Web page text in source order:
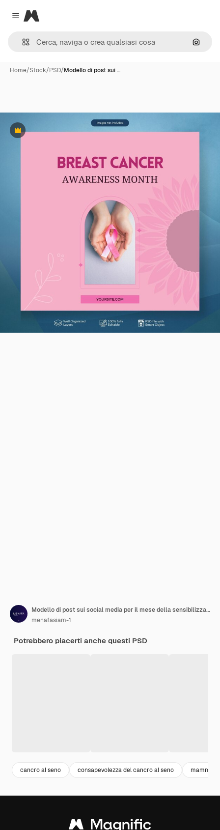
Close menu
Magnific
Cerca
Home/Stock/PSD/Modello di post sui …
Premium
Modello di post sui social media per il mese della sensibilizzazione sul cancro al seno PSD
menafasiam-1
Potrebbero piacerti anche questi PSD
cancro al seno consapevolezza del cancro al seno